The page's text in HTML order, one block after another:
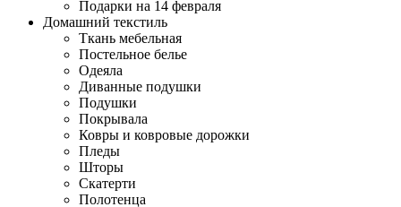
Подарки на 14 февраля
Домашний текстиль
Ткань мебельная
Постельное белье
Одеяла
Диванные подушки
Подушки
Покрывала
Ковры и ковровые дорожки
Пледы
Шторы
Скатерти
Полотенца